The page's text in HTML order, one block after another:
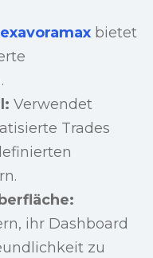
bietet
Verwendet
Trades
ihr Dashboard
zu